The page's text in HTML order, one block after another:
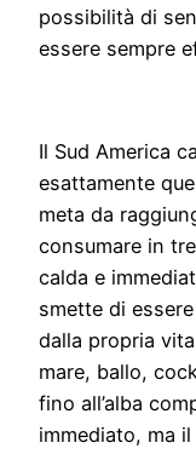
possibilità di
essere sempre
Il Sud America
esattamente
meta da
consumare in
calda e
smette di
dalla propria
mare, ballo,
fino all’alba
immediato, ma